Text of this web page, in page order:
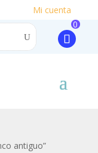
Mi cuenta
0
antiguo”